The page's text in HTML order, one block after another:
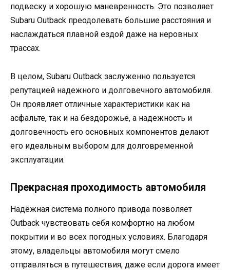
подвеску и хорошую маневренность. Это позволяет
Subaru Outback преодолевать большие расстояния и
наслаждаться плавной ездой даже на неровных
трассах.
В целом, Subaru Outback заслуженно пользуется
репутацией надежного и долговечного автомобиля.
Он проявляет отличные характеристики как на
асфальте, так и на бездорожье, а надежность и
долговечность его основных компонентов делают
его идеальным выбором для долговременной
эксплуатации.
Прекрасная проходимость автомобиля
Надёжная система полного привода позволяет
Outback чувствовать себя комфортно на любом
покрытии и во всех погодных условиях. Благодаря
этому, владельцы автомобиля могут смело
отправляться в путешествия, даже если дорога имеет